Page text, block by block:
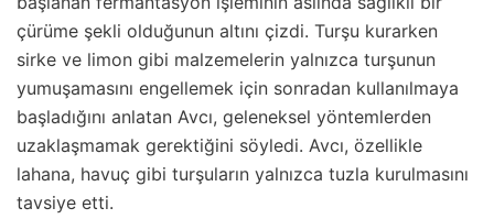
çürüme şekli olduğunun altını çizdi. Turşu kurarken
sirke ve limon gibi malzemelerin yalnızca turşunun
yumuşamasını engellemek için sonradan kullanılmaya
başladığını anlatan Avcı, geleneksel yöntemlerden
uzaklaşmamak gerektiğini söyledi. Avcı, özellikle
lahana, havuç gibi turşuların yalnızca tuzla kurulmasını
tavsiye etti.